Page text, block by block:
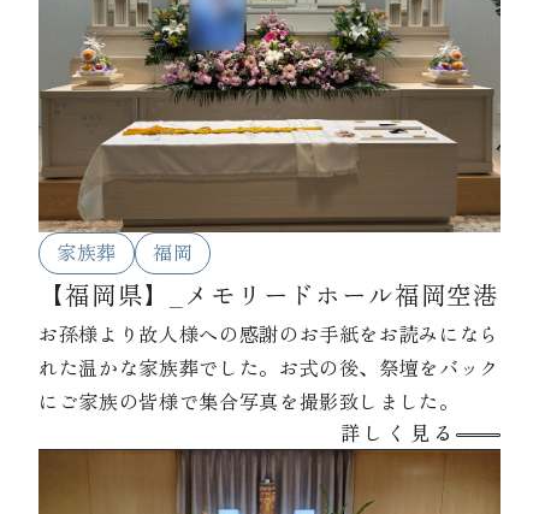
家族葬 福岡
【福岡県】_メモリードホール福岡空港
お孫様より故人様への感謝のお手紙をお読みになら
れた温かな家族葬でした。お式の後、祭壇をバック
にご家族の皆様で集合写真を撮影致しました。
詳しく見る